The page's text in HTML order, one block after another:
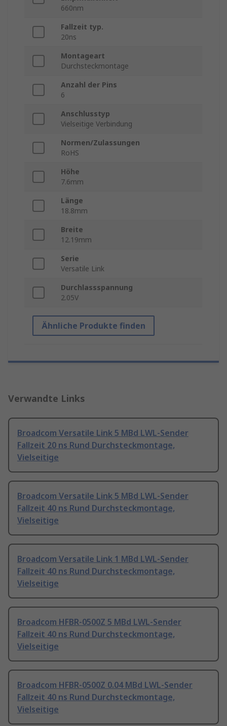
660nm
Fallzeit typ.
20ns
Montageart
Durchsteckmontage
Anzahl der Pins
6
Anschlusstyp
Vielseitige Verbindung
Normen/Zulassungen
RoHS
Höhe
7.6mm
Länge
18.8mm
Breite
12.19mm
Serie
Versatile Link
Durchlassspannung
2.05V
Ähnliche Produkte finden
Verwandte Links
Broadcom Versatile Link 5 MBd LWL-Sender
Fallzeit 20 ns Rund Durchsteckmontage,
Vielseitige
Broadcom Versatile Link 5 MBd LWL-Sender
Fallzeit 40 ns Rund Durchsteckmontage,
Vielseitige
Broadcom Versatile Link 1 MBd LWL-Sender
Fallzeit 40 ns Rund Durchsteckmontage,
Vielseitige
Broadcom HFBR-0500Z 5 MBd LWL-Sender
Fallzeit 40 ns Rund Durchsteckmontage,
Vielseitige
Broadcom HFBR-0500Z 0.04 MBd LWL-Sender
Fallzeit 40 ns Rund Durchsteckmontage,
Vielseitige